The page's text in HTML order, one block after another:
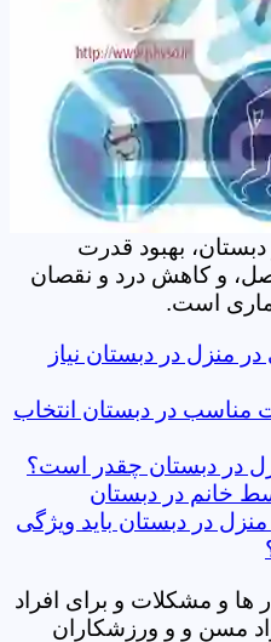
بهبود قدرت
و کاهش درد و نقصان
است.
منزل در دبستان نیاز
مناسب در دبستان انتخاب
در دبستان چقدر است؟
خانم در دبستان
در دبستان باید ویژگی
ها و مشکلات و برای افراد
مسن و و ورزشکاران